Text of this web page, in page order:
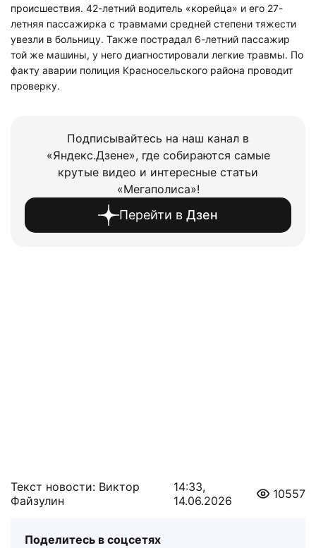
происшествия. 42-летний водитель «корейца» и его 27-
летняя пассажирка с травмами средней степени тяжести
увезли в больницу. Также пострадал 6-летний пассажир
той же машины, у него диагностировали легкие травмы. По
факту аварии полиция Красносельского района проводит
проверку.
Подписывайтесь на наш канал в
«Яндекс.Дзене», где собираются самые
крутые видео и интересные статьи
«Мегаполиса»!
Перейти в Дзен
Текст новости: Виктор
Файзулин
14:33,
14.06.2026
10557
Поделитесь в соцсетях